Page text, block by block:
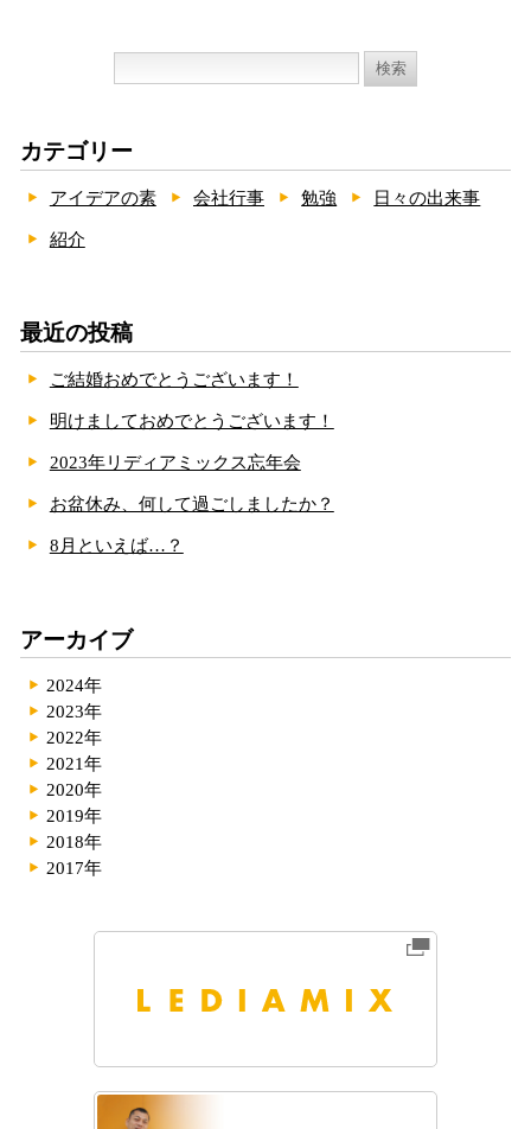
検
カテゴリー
アイデアの素 会社行事 勉強 日々の出来事
紹介
最近の投稿
ご結婚おめでとうございます！
明けましておめでとうございます！
2023年リディアミックス忘年会
お盆休み、何して過ごしましたか？
8月といえば…？
アーカイブ
2024年
2023年
2022年
2021年
2020年
2019年
2018年
2017年